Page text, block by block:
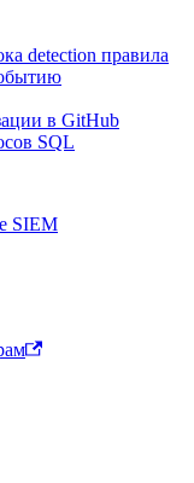
detection правила
в GitHub
SQL
SIEM